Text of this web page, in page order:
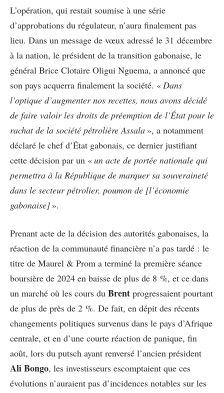
L’opération, qui restait soumise à une série
d’approbations du régulateur, n’aura finalement pas
lieu. Dans un message de vœux adressé le 31 décembre
à la nation, le président de la transition gabonaise, le
général Brice Clotaire Oligui Nguema, a annoncé que
son pays acquerra finalement la société. « Dans
l’optique d’augmenter nos recettes, nous avons décidé
de faire valoir les droits de préemption de l’État pour le
rachat de la société pétrolière Assala », a notamment
déclaré le chef d’État gabonais, ce dernier justifiant
cette décision par un «un acte de portée nationale qui
permettra à la République de marquer sa souveraineté
dans le secteur pétrolier, poumon de [l’économie
gabonaise] ».
Prenant acte de la décision des autorités gabonaises, la
réaction de la communauté financière n’a pas tardé : le
titre de Maurel & Prom a terminé la première séance
boursière de 2024 en baisse de plus de 8 %, et ce dans
un marché où les cours du Brent progressaient pourtant
de plus de près de 2 %. De fait, en dépit des récents
changements politiques survenus dans le pays d’Afrique
centrale, et en d’une courte réaction de panique, fin
août, lors du putsch ayant renversé l’ancien président
Ali Bongo, les investisseurs escomptaient que ces
évolutions n’auraient pas d’incidences notables sur les